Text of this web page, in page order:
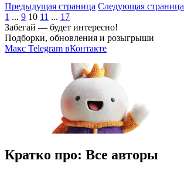
Предыдущая страница Следующая страница
1 ... 9 10 11 ... 17
Забегай — будет интересно!
Подборки, обновления и розыгрыши
Макс Telegram вКонтакте
Кратко про: Все авторы